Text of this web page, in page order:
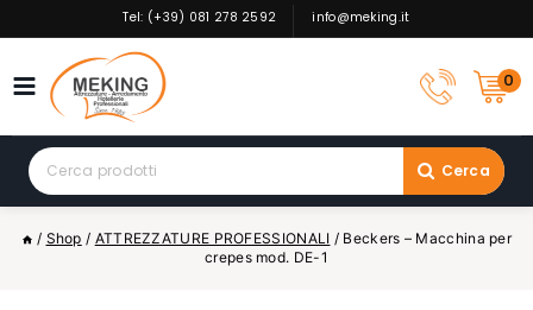
to
Tel: (+39) 081 278 2592 info@meking.it
0
Search
for:
Cerca
/ Shop / ATTREZZATURE PROFESSIONALI / Beckers – Macchina per
crepes mod. DE-1